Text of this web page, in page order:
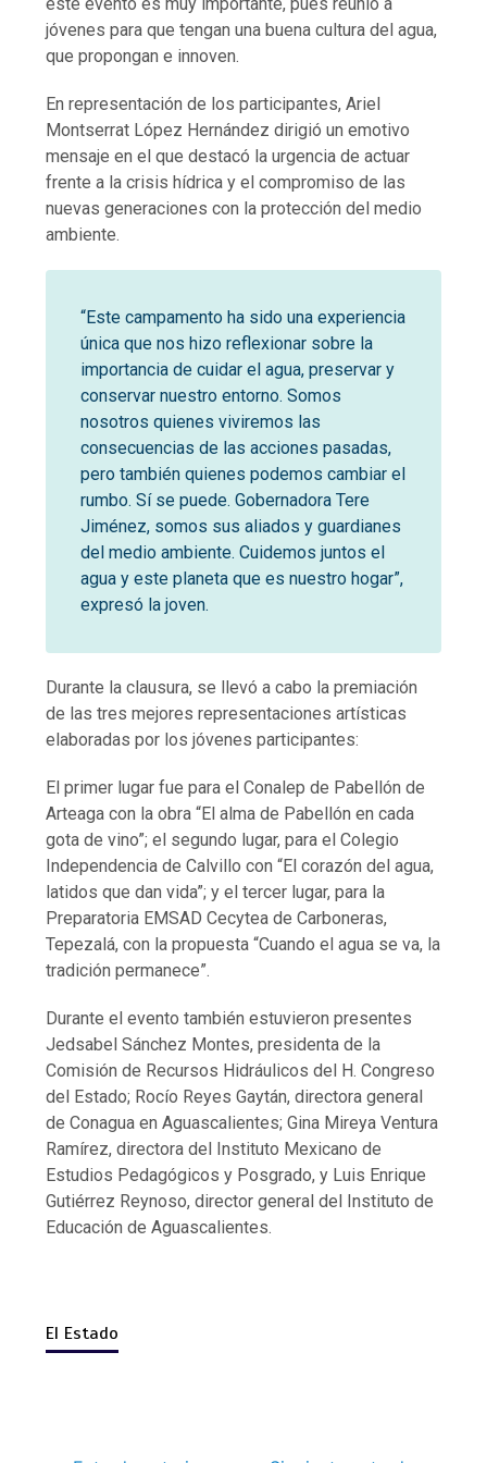
jóvenes para que tengan una buena cultura del agua,
que propongan e innoven.
En representación de los participantes, Ariel
Montserrat López Hernández dirigió un emotivo
mensaje en el que destacó la urgencia de actuar
frente a la crisis hídrica y el compromiso de las
nuevas generaciones con la protección del medio
ambiente.
“Este campamento ha sido una experiencia
única que nos hizo reflexionar sobre la
importancia de cuidar el agua, preservar y
conservar nuestro entorno. Somos
nosotros quienes viviremos las
consecuencias de las acciones pasadas,
pero también quienes podemos cambiar el
rumbo. Sí se puede. Gobernadora Tere
Jiménez, somos sus aliados y guardianes
del medio ambiente. Cuidemos juntos el
agua y este planeta que es nuestro hogar”,
expresó la joven.
Durante la clausura, se llevó a cabo la premiación
de las tres mejores representaciones artísticas
elaboradas por los jóvenes participantes:
El primer lugar fue para el Conalep de Pabellón de
Arteaga con la obra “El alma de Pabellón en cada
gota de vino”; el segundo lugar, para el Colegio
Independencia de Calvillo con “El corazón del agua,
latidos que dan vida”; y el tercer lugar, para la
Preparatoria EMSAD Cecytea de Carboneras,
Tepezalá, con la propuesta “Cuando el agua se va, la
tradición permanece”.
Durante el evento también estuvieron presentes
Jedsabel Sánchez Montes, presidenta de la
Comisión de Recursos Hidráulicos del H. Congreso
del Estado; Rocío Reyes Gaytán, directora general
de Conagua en Aguascalientes; Gina Mireya Ventura
Ramírez, directora del Instituto Mexicano de
Estudios Pedagógicos y Posgrado, y Luis Enrique
Gutiérrez Reynoso, director general del Instituto de
Educación de Aguascalientes.
El Estado